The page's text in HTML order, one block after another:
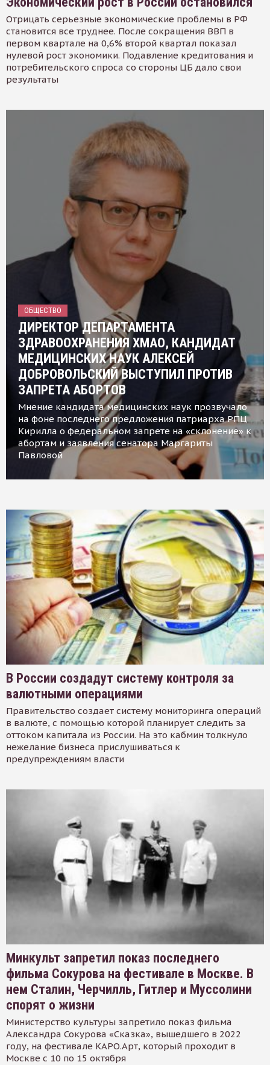
Отрицать серьезные экономические проблемы в РФ
становится все труднее. После сокращения ВВП в
первом квартале на 0,6% второй квартал показал
нулевой рост экономики. Подавление кредитования и
потребительского спроса со стороны ЦБ дало свои
результаты
ОБЩЕСТВО
ДИРЕКТОР ДЕПАРТАМЕНТА
ЗДРАВООХРАНЕНИЯ ХМАО, КАНДИДАТ
МЕДИЦИНСКИХ НАУК АЛЕКСЕЙ
ДОБРОВОЛЬСКИЙ ВЫСТУПИЛ ПРОТИВ
ЗАПРЕТА АБОРТОВ
Мнение кандидата медицинских наук прозвучало
на фоне последнего предложения патриарха РПЦ
Кирилла о федеральном запрете на «склонение» к
абортам и заявления сенатора Маргариты
Павловой
В России создадут систему контроля за
валютными операциями
Правительство создает систему мониторинга операций
в валюте, с помощью которой планирует следить за
оттоком капитала из России. На это кабмин толкнуло
нежелание бизнеса прислушиваться к
предупреждениям власти
Минкульт запретил показ последнего
фильма Сокурова на фестивале в Москве. В
нем Сталин, Черчилль, Гитлер и Муссолини
спорят о жизни
Министерство культуры запретило показ фильма
Александра Сокурова «Сказка», вышедшего в 2022
году, на фестивале КАРО.Арт, который проходит в
Москве с 10 по 15 октября